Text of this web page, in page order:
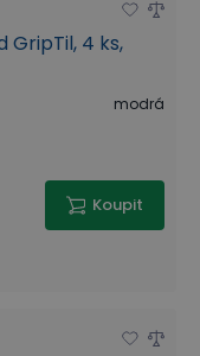
GripTil, 4 ks,
modrá
Koupit